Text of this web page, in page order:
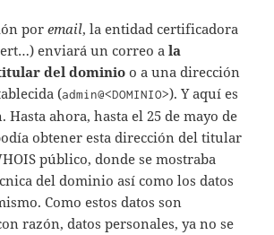
poremail, la entidad certificadora
enviará un correo ala
del dominio o a una dirección
(admin@<DOMINIO>). Y aquí es
Hasta ahora, hasta el 25 de mayo de
obtener esta dirección del titular
público, donde se mostraba
del dominio así como los datos
Como estos datos son
razón, datos personales, ya no se